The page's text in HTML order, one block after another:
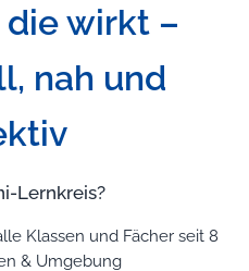
wirkt –
nah und
Lernkreis?
Klassen und Fächer seit 8
& Umgebung